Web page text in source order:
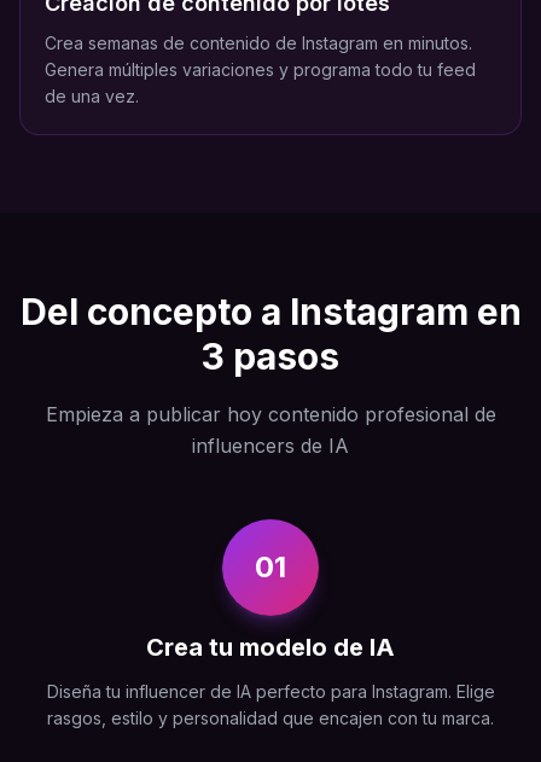
Crea semanas de contenido de Instagram en minutos.
Genera múltiples variaciones y programa todo tu feed
de una vez.
Del concepto a Instagram en
3 pasos
Empieza a publicar hoy contenido profesional de
influencers de IA
01
Crea tu modelo de IA
Diseña tu influencer de IA perfecto para Instagram. Elige
rasgos, estilo y personalidad que encajen con tu marca.